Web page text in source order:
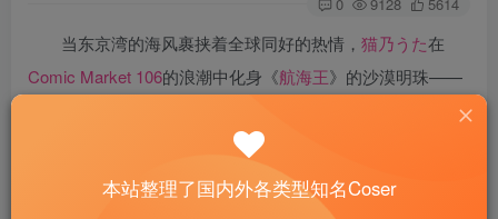
当东京湾的海风裹挟着全球同好的热情， 猫乃うた在
Comic Market 106的浪潮中化身《航海王》的沙漠明珠——
奈菲特·D·薇薇。这位曾以”Miss星期三”为代号潜入黑暗的公
主，此刻在Coser的演绎中褪去伪装，阿拉巴斯坦的星月旗
仿佛正随着她轻盈的步伐在会场猎猎作响。
本站整理了国内外各类型知名Coser